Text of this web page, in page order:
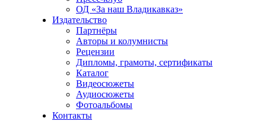
ОД «За наш Владикавказ»
Издательство
Партнёры
Авторы и колумнисты
Рецензии
Дипломы, грамоты, сертификаты
Каталог
Видеосюжеты
Аудиосюжеты
Фотоальбомы
Контакты